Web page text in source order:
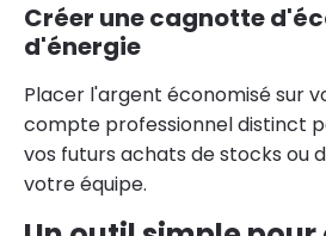
Créer une cagnotte
d'énergie
Placer l'argent économisé sur
compte professionnel distinct
vos futurs achats de stocks ou
votre équipe.